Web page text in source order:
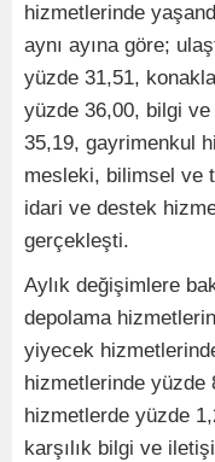
hizmetlerinde
aynı ayına göre;
yüzde 31,51,
yüzde 36,00, bilgi
35,19, gayrimenkul
mesleki, bilimsel ve
idari ve destek
gerçekleşti.
Aylık değişimlere
depolama
yiyecek
hizmetlerinde
hizmetlerde yüzde
karşılık bilgi ve